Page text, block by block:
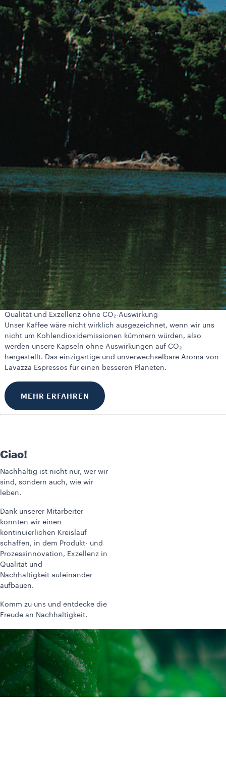
Qualität und Exzellenz ohne CO₂-Auswirkung
Unser Kaffee wäre nicht wirklich ausgezeichnet, wenn wir uns
nicht um Kohlendioxidemissionen kümmern würden, also
werden unsere Kapseln ohne Auswirkungen auf CO₂
hergestellt. Das einzigartige und unverwechselbare Aroma von
Lavazza Espressos für einen besseren Planeten.
MEHR ERFAHREN
Ciao!
Nachhaltig ist nicht nur, wer wir
sind, sondern auch, wie wir
leben.
Dank unserer Mitarbeiter
konnten wir einen
kontinuierlichen Kreislauf
schaffen, in dem Produkt- und
Prozessinnovation, Exzellenz in
Qualität und
Nachhaltigkeit aufeinander
aufbauen.
Komm zu uns und entdecke die
Freude an Nachhaltigkeit.